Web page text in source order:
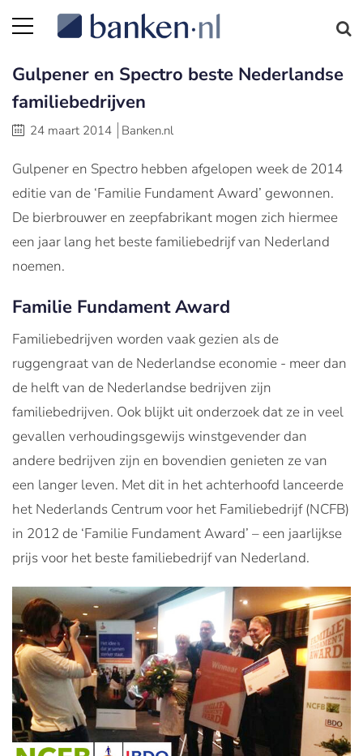
Gulpener en Spectro beste Nederlandse
familiebedrijven
24 maart 2014 Banken.nl
Gulpener en Spectro hebben afgelopen week de 2014
editie van de ‘Familie Fundament Award’ gewonnen.
De bierbrouwer en zeepfabrikant mogen zich hiermee
een jaar lang het beste familiebedrijf van Nederland
noemen.
Familie Fundament Award
Familiebedrijven worden vaak gezien als de
ruggengraat van de Nederlandse economie - meer dan
de helft van de Nederlandse bedrijven zijn
familiebedrijven. Ook blijkt uit onderzoek dat ze in veel
gevallen verhoudingsgewijs winstgevender dan
andere bedrijven zijn en bovendien genieten ze van
een langer leven. Met dit in het achterhoofd lanceerde
het Nederlands Centrum voor het Familiebedrijf (NCFB)
in 2012 de ‘Familie Fundament Award’ – een jaarlijkse
prijs voor het beste familiebedrijf van Nederland.